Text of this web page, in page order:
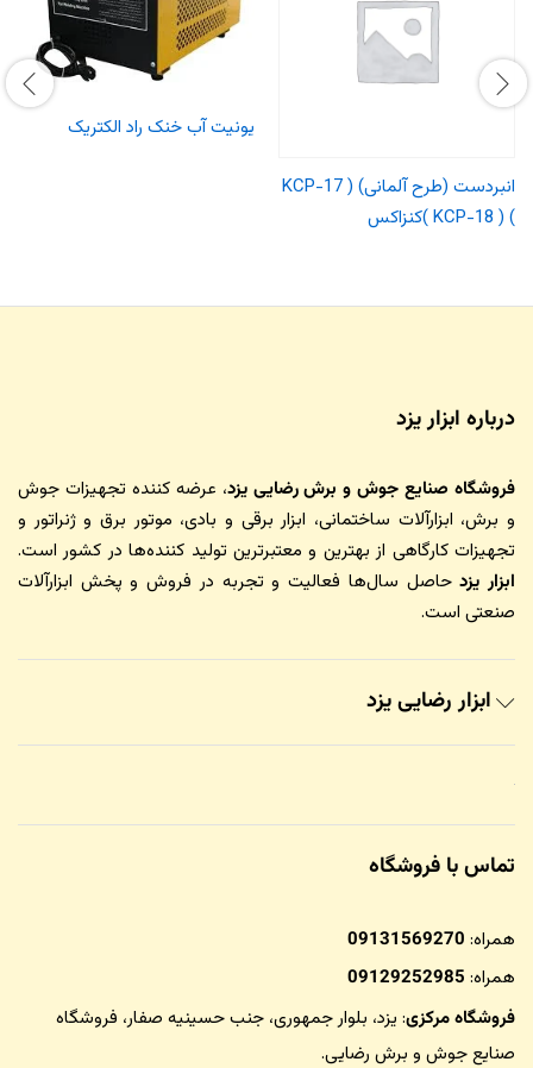
انبردست (طرح آلمانی) ( KCP-17
) ( KCP-18 )کنزاکس
یونیت آب خنک راد الکتریک
درباره ابزار یزد
فروشگاه صنایع جوش و برش رضایی یزد، عرضه کننده تجهیزات جوش
و برش، ابزارآلات ساختمانی، ابزار برقی و بادی، موتور برق و ژنراتور و
تجهیزات کارگاهی از بهترین و معتبرترین تولید کننده‌ها در کشور است.
ابزار یزدحاصل سال‌ها فعالیت و تجربه در فروش و پخش ابزارآلات
صنعتی است.
ابزار رضایی یزد
تماس با فروشگاه
همراه: 09131569270
همراه: 09129252985
فروشگاه مرکزی: یزد، بلوار جمهوری، جنب حسینیه صفار، فروشگاه
صنایع جوش و برش رضایی.